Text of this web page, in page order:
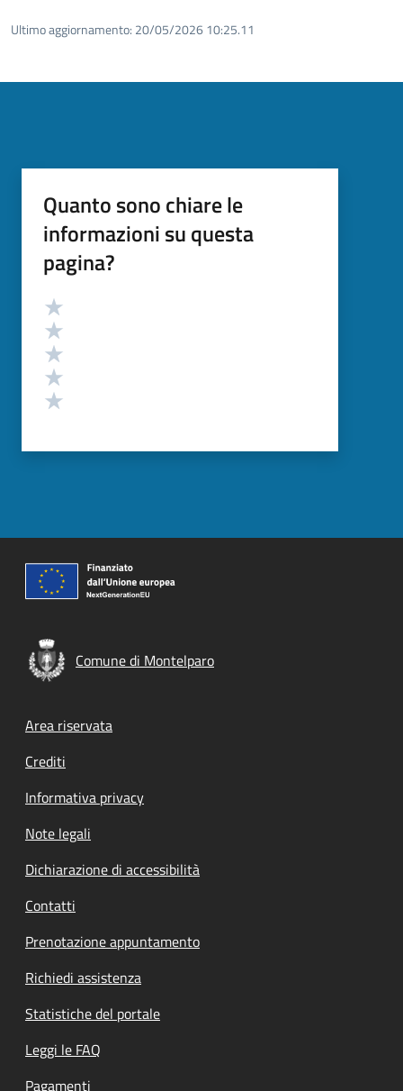
Ultimo aggiornamento: 20/05/2026 10:25.11
Quanto sono chiare le
informazioni su questa
pagina?
Valutazione
Comune di Montelparo
Footer menu
Area riservata
Crediti
Informativa privacy
Note legali
Dichiarazione di accessibilità
Contatti
Prenotazione appuntamento
Richiedi assistenza
Statistiche del portale
Leggi le FAQ
Pagamenti